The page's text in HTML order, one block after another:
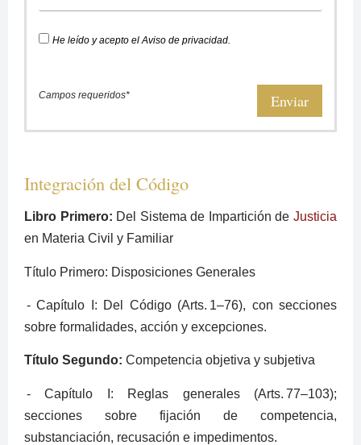
He leído y acepto el Aviso de privacidad
Enviar
Campos requeridos*
Integración del Código
Libro Primero: Del Sistema de Impartición deJusticia
en Materia Civil y Familiar
Título Primero: Disposiciones Generales
‑ Capítulo I: Del Código (Arts. 1–76), con secciones
sobre formalidades, acción y excepciones.
Título Segundo: Competencia objetiva y subjetiva
‑ Capítulo I: Reglas generales (Arts. 77–103);
secciones sobre fijación de competencia,
substanciación, recusación e impedimentos.